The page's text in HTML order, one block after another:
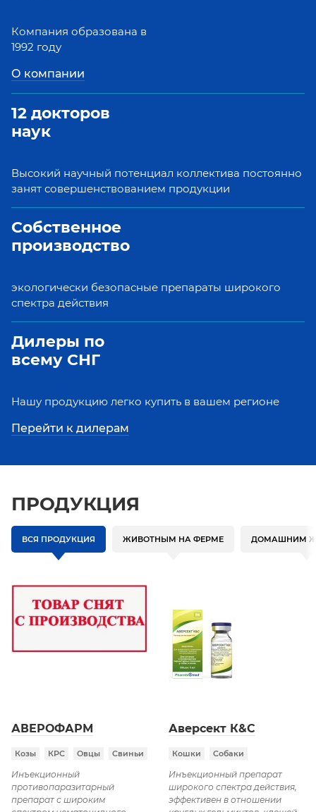
Компания образована в
1992 году
О компании
12 докторов
наук
Высокий научный потенциал коллектива постоянно
занят совершенствованием продукции
Собственное
производство
экологически безопасные препараты широкого
спектра действия
Дилеры по
всему СНГ
Нашу продукцию легко купить в вашем регионе
Перейти к дилерам
ПРОДУКЦИЯ
ВСЯ ПРОДУКЦИЯ ЖИВОТНЫМ НА ФЕРМЕ ДОМАШНИМ
АВЕРОФАРМ
Козы КРС Овцы Свиньи
Инъекционный
противопаразитарный
препарат с широким
Аверсект К&С
Кошки Собаки
Инъекционный препарат
широкого спектра действия,
эффективен в отношении